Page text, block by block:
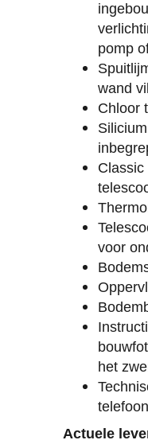
pomp
wand
Chloor
voor
het
Actuele